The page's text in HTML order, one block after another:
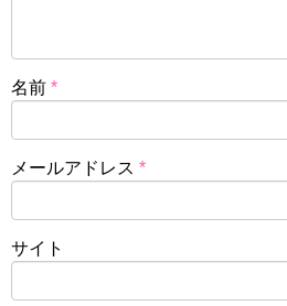
名前 *
メールアドレス *
サイト